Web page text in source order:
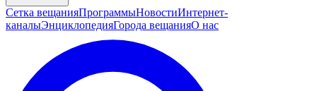
Сетка вещанияПрограммыНовостиИнтернет-
каналыЭнциклопедияГорода вещанияО нас